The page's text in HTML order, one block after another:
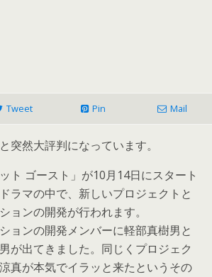
Tweet Pin Mail
突然大評判になっています。
ト ゴースト」が10月14日にスタート
ラマの中で、新しいプロジェクトと
ョンの開発が行われます。
ョンの開発メンバーに軽部真樹男と
が出てきました。同じくプロジェク
真が本気でイラッと来たというその